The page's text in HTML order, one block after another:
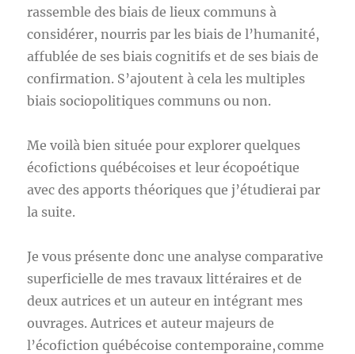
rassemble des biais de lieux communs à
considérer, nourris par les biais de l’humanité,
affublée de ses biais cognitifs et de ses biais de
confirmation. S’ajoutent à cela les multiples
biais sociopolitiques communs ou non.
Me voilà bien située pour explorer quelques
écofictions québécoises et leur écopoétique
avec des apports théoriques que j’étudierai par
la suite.
Je vous présente donc une analyse comparative
superficielle de mes travaux littéraires et de
deux autrices et un auteur en intégrant mes
ouvrages. Autrices et auteur majeurs de
l’écofiction québécoise contemporaine, comme